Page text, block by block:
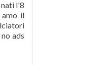
l'8
amo il
ads